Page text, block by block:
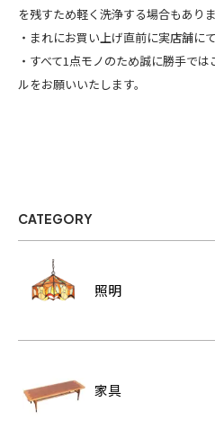
を残すため軽く洗浄する場合もあり
・まれにお買い上げ直前に実店舗に
・すべて1点モノのため誠に勝手で
ルをお願いいたします。
CATEGORY
照明
家具